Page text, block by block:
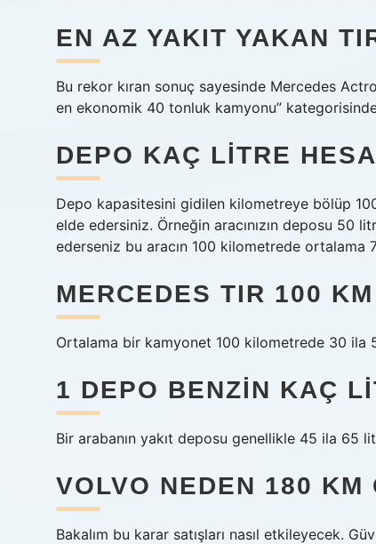
EN AZ YAKIT YAKAN
Bu rekor kıran sonuç sayesinde Mercedes
en ekonomik 40 tonluk kamyonu”
DEPO KAÇ LITRE
Depo kapasitesini gidilen kilometreye bölüp
elde edersiniz. Örneğin aracınızın deposu
ederseniz bu aracın 100 kilometrede ortalama
MERCEDES TIR 100
Ortalama bir kamyonet 100 kilometrede 30 ila
1 DEPO BENZIN KAÇ
Bir arabanın yakıt deposu genellikle 45 ila 65
VOLVO NEDEN 180 KM
Bakalım bu karar satışları nasıl etkileyecek.